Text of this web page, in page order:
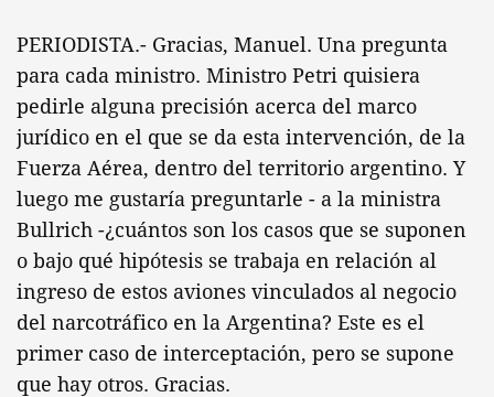
PERIODISTA.- Gracias, Manuel. Una pregunta
para cada ministro. Ministro Petri quisiera
pedirle alguna precisión acerca del marco
jurídico en el que se da esta intervención, de la
Fuerza Aérea, dentro del territorio argentino. Y
luego me gustaría preguntarle - a la ministra
Bullrich -¿cuántos son los casos que se suponen
o bajo qué hipótesis se trabaja en relación al
ingreso de estos aviones vinculados al negocio
del narcotráfico en la Argentina? Este es el
primer caso de interceptación, pero se supone
que hay otros. Gracias.